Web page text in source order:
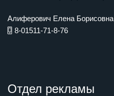
Алиферович Елена Борисовна
8-01511-71-8-76
Отдел рекламы